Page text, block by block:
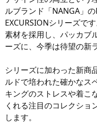
ルブランド「NANGA」
EXCURSIONシリーズで
素材を採用し、パッカブ
ーズに、今季は待望の新
シリーズに加わった新商
ルドで培われた確かなス
キングのストレスや着こ
くれる注目のコレクショ
します。